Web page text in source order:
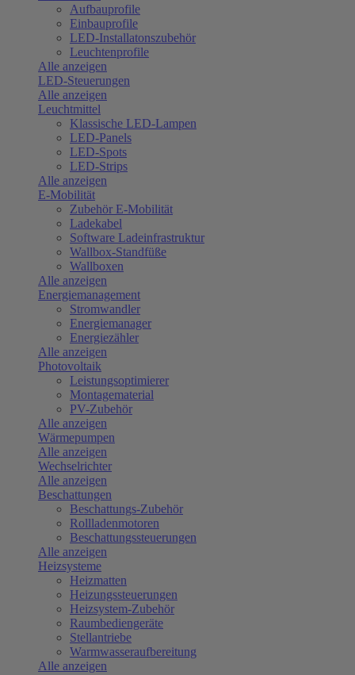
Aufbauprofile
Einbauprofile
LED-Installatonszubehör
Leuchtenprofile
Alle anzeigen
LED-Steuerungen
Alle anzeigen
Leuchtmittel
Klassische LED-Lampen
LED-Panels
LED-Spots
LED-Strips
Alle anzeigen
E-Mobilität
Zubehör E-Mobilität
Ladekabel
Software Ladeinfrastruktur
Wallbox-Standfüße
Wallboxen
Alle anzeigen
Energiemanagement
Stromwandler
Energiemanager
Energiezähler
Alle anzeigen
Photovoltaik
Leistungsoptimierer
Montagematerial
PV-Zubehör
Alle anzeigen
Wärmepumpen
Alle anzeigen
Wechselrichter
Alle anzeigen
Beschattungen
Beschattungs-Zubehör
Rollladenmotoren
Beschattungssteuerungen
Alle anzeigen
Heizsysteme
Heizmatten
Heizungssteuerungen
Heizsystem-Zubehör
Raumbediengeräte
Stellantriebe
Warmwasseraufbereitung
Alle anzeigen